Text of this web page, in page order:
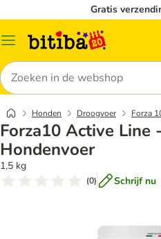
Gratis
Catalogusmenu
Zoeken
Honden Droogvoer Forza
Forza10 Active Line
Hondenvoer
1,5 kg
(0) Schrijf nu